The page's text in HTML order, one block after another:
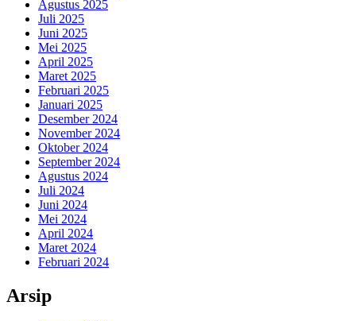
Agustus 2025
Juli 2025
Juni 2025
Mei 2025
April 2025
Maret 2025
Februari 2025
Januari 2025
Desember 2024
November 2024
Oktober 2024
September 2024
Agustus 2024
Juli 2024
Juni 2024
Mei 2024
April 2024
Maret 2024
Februari 2024
Arsip